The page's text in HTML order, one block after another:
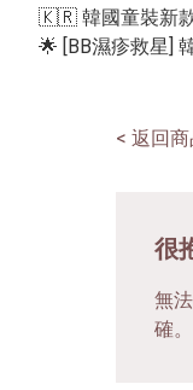
🇰🇷 韓國童裝新款
🌟 [BB濕疹救星]
< 返回
很
無
確。